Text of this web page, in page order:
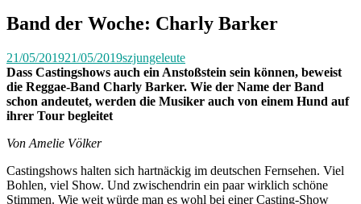
Band der Woche: Charly Barker
21/05/201921/05/2019szjungeleute
Dass Castingshows auch ein Anstoßstein sein können, beweist
die Reggae-Band Charly Barker. Wie der Name der Band
schon andeutet, werden die Musiker auch von einem Hund auf
ihrer Tour begleitet
Von Amelie Völker
Castingshows halten sich hartnäckig im deutschen Fernsehen. Viel
Bohlen, viel Show. Und zwischendrin ein paar wirklich schöne
Stimmen. Wie weit würde man es wohl bei einer Casting-Show